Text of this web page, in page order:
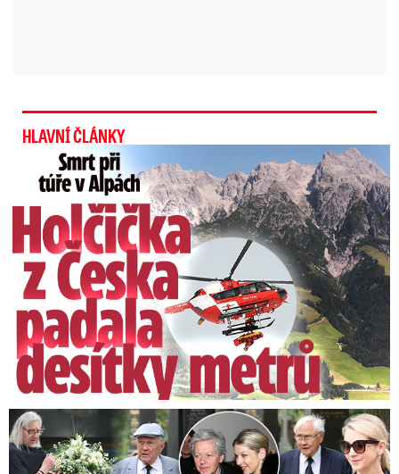
zatopit podchody, podjezdy či sklepy. Nárazy
větru mohou lámat větve stromů.„Nebezpečí
mohou představovat také kroupy a blesky,“
uvedli meteorologové. Opatrní by v bouřce měli
být řidiči.
Video se připravuje ...
Přívalové deště zasáhly Šluknovský výběžek
Zdroj: HZS Ústeckého kraje
HLAVNÍ ČLÁNKY
Smrt Češky (†14) v Alpách: Zemřela při túře s rodiči
Speciální řečníci nad rakví Laurina: Rozbrečeli i dceru